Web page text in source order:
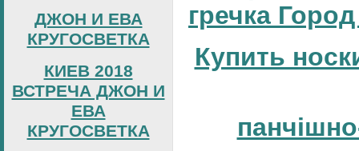
ДЖОН И ЕВА
КРУГОСВЕТКА
КИЕВ 2018
ВСТРЕЧА ДЖОН И
ЕВА
КРУГОСВЕТКА
гречка
Купить